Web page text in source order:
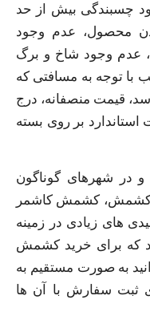
چسبندگی بیش از حد
محصول، عدم وجود
عدم وجود شاخ و برگ
با توجه به مسافتی که
قیمت منصفانه، درج
استاندارد بر روی بسته
در شهرهای گوناگون
کشمش، کشمش کاشمر
های زیادی در زمینه
که برای خرید کشمش
به صورت مستقیم به
ثبت سفارش با آن ها